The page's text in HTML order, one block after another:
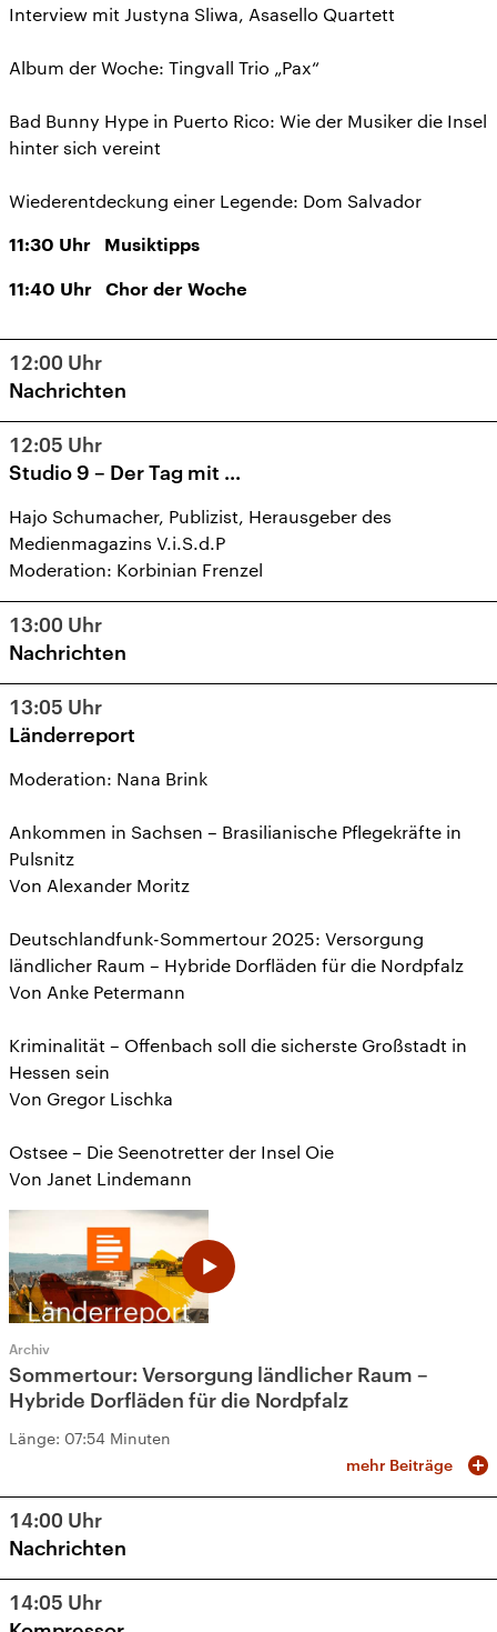
Interview mit Justyna Sliwa, Asasello Quartett
Album der Woche: Tingvall Trio „Pax“
Bad Bunny Hype in Puerto Rico: Wie der Musiker die Insel
hinter sich vereint
Wiederentdeckung einer Legende: Dom Salvador
11:30 Uhr Musiktipps
11:40 Uhr Chor der Woche
12:00 Uhr
Nachrichten
12:05 Uhr
Studio 9 – Der Tag mit ...
Hajo Schumacher, Publizist, Herausgeber des
Medienmagazins V.i.S.d.P
Moderation: Korbinian Frenzel
13:00 Uhr
Nachrichten
13:05 Uhr
Länderreport
Moderation: Nana Brink
Ankommen in Sachsen – Brasilianische Pflegekräfte in
Pulsnitz
Von Alexander Moritz
Deutschlandfunk-Sommertour 2025: Versorgung
ländlicher Raum – Hybride Dorfläden für die Nordpfalz
Von Anke Petermann
Kriminalität – Offenbach soll die sicherste Großstadt in
Hessen sein
Von Gregor Lischka
Ostsee – Die Seenotretter der Insel Oie
Von Janet Lindemann
Archiv
Sommertour: Versorgung ländlicher Raum –
Hybride Dorfläden für die Nordpfalz
Länge: 07:54 Minuten
mehr Beiträge
14:00 Uhr
Nachrichten
14:05 Uhr